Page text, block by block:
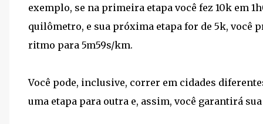
exemplo, se na primeira etapa você fez 10k em
quilômetro, e sua próxima etapa for de 5k, você
ritmo para 5m59s/km.
Você pode, inclusive, correr em cidades
uma etapa para outra e, assim, você garantirá sua